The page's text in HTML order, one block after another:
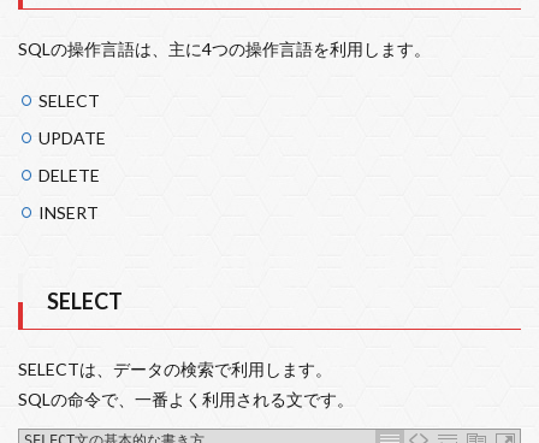
SQLの操作言語は、主に4つの操作言語を利用します。
SELECT
UPDATE
DELETE
INSERT
SELECT
SELECTは、データの検索で利用します。
SQLの命令で、一番よく利用される文です。